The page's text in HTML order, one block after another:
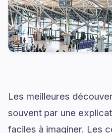
Les meilleures
souvent par une
faciles à imaginer. Les